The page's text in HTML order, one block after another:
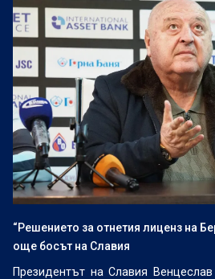
“Решението за отнетия лиценз на
още босът на Славия
Президентът на Славия